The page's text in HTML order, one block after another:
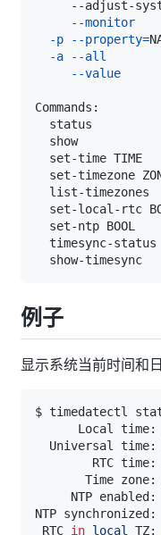
--monitor
-p
--property=
-a
--all
--value
set-local-rtc
set-ntp BOOL
例子
显示系统当前时间和
Local time:
Universal time:
RTC time:
Time zone:
RTC in local TZ: